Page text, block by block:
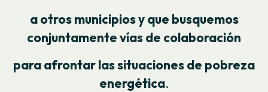
a otros municipios y que busquemos
conjuntamente vías de colaboración
para afrontar las situaciones de pobreza
energética.